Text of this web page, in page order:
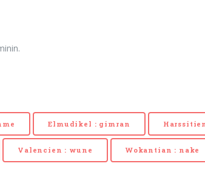
Elmudikel : gimran
Valencien : wune Wokantian : nake